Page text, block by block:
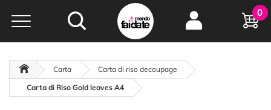
Hobby e
creatività...
oltre 15 anni online
0
Carta
Carta di riso decoupage
Carta di Riso Gold leaves A4